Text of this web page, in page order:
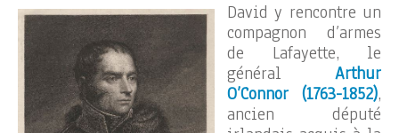
David y rencontre un
compagnon d’armes
de Lafayette, le
général Arthur
O’Connor (1763-1852),
ancien député